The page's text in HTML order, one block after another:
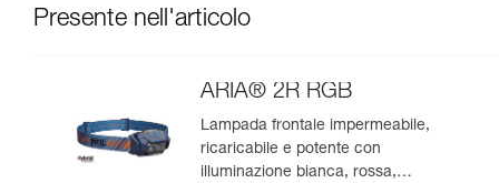
Presente nell'articolo
ARIA® 2R RGB
Lampada frontale impermeabile,
ricaricabile e potente con
illuminazione bianca, rossa,